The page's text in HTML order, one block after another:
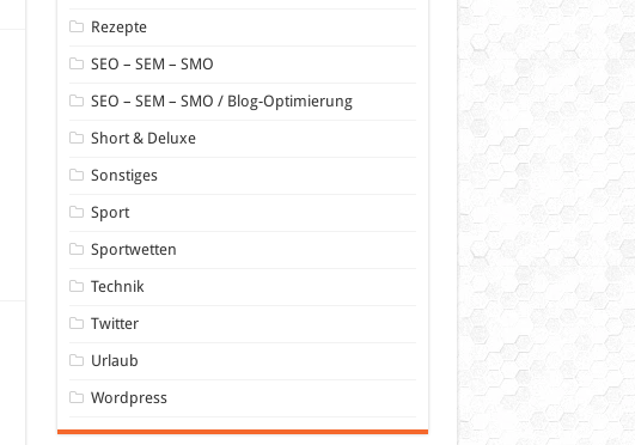
Rezepte
SEO – SEM – SMO
SEO – SEM – SMO / Blog-Optimierung
Short & Deluxe
Sonstiges
Sport
Sportwetten
Technik
Twitter
Urlaub
Wordpress